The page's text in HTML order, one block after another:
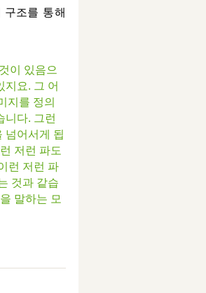
조를 통해
이 있음으
지요. 그 어
지를 정의
니다. 그런
넘어서게 됩
저런 파도
런 저런 파
것과 같습
말하는 모